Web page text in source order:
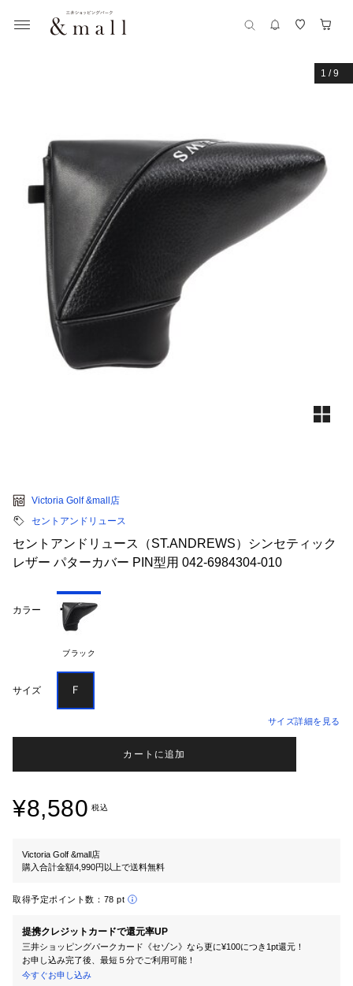
1 /9
Victoria Golf &mall店
セントアンドリュース
セントアンドリュース（ST.ANDREWS）シンセティック
レザー パターカバー PIN型用 042-6984304-010
カラー
ブラック
サイズ Ｆ
サイズ詳細を見る
カートに追加
¥8,580 税込
Victoria Golf &mall店
購入合計金額4,990円以上で送料無料
取得予定ポイント数： 78 pt
提携クレジットカードで還元率UP
三井ショッピングパークカード《セゾン》なら更に¥100につき1pt還元！
お申し込み完了後、最短５分でご利用可能！
今すぐお申し込み